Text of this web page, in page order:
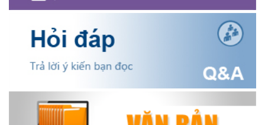
HỘI NÔNG DÂN XÃ CƯ M’GAR ĐẠI DIỆN TỈNH ĐẮK LẮK QUẢNG
BÁ SẢN PHẨM OCOP TẠI TUẦN LỄ NÔNG SẢN VÀ SẢN PHẨM
OCOP TỈNH KHÁNH HÒA NĂM 2026
(18/07/2026)
Đoàn viên thanh niên và các tầng lớp Nhân dân xã Cư M'gar tích
cực tham gia hưởng ngày hội hiến máu tình nguyện đợt II năm
2026.
(17/07/2026)